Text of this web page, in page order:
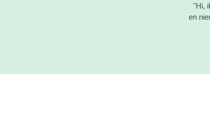
"Hi,
en